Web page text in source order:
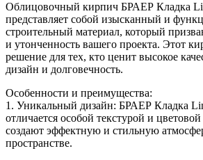
Облицовочный кирпич БРАЕР Кладка
представляет собой изысканный и
строительный материал, который
и утонченность вашего проекта. Этот
решение для тех, кто ценит высокое
дизайн и долговечность.
Особенности и преимущества:
1. Уникальный дизайн: БРАЕР Кладка
отличается особой текстурой и
создают эффектную и стильную
пространстве.